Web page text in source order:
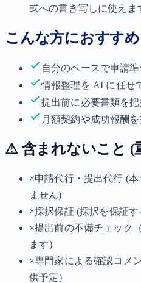
式への書き写しに使えま
こんな方におすすめ
自分のペースで申請
情報整理を AI に任せ
提出前に必要書類を
月額契約や成功報酬
⚠ 含まれないこと (
×申請代行・提出代行 (
ません)
×採択保証 (採択を保証
×提出前の不備チェック
ます）
×専門家による確認コメ
供予定）